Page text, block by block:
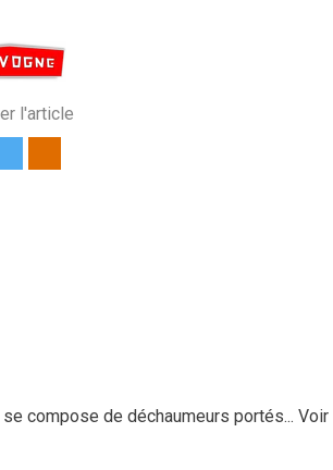
l'article
compose de déchaumeurs portés... Voir